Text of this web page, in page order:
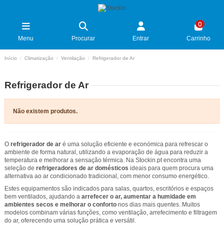
Menu Procurar Entrar
0
Carrinho
Início Climatização Ventilação Refrigerador de Ar
Refrigerador de Ar
Não existem produtos.
O refrigerador de ar é uma solução eficiente e económica para refrescar o
ambiente de forma natural, utilizando a evaporação de água para reduzir a
temperatura e melhorar a sensação térmica. Na Stockin.pt encontra uma
seleção de refrigeradores de ar domésticos ideais para quem procura uma
alternativa ao ar condicionado tradicional, com menor consumo energético.
Estes equipamentos são indicados para salas, quartos, escritórios e espaços
bem ventilados, ajudando a arrefecer o ar, aumentar a humidade em
ambientes secos e melhorar o conforto nos dias mais quentes. Muitos
modelos combinam várias funções, como ventilação, arrefecimento e filtragem
do ar, oferecendo uma solução prática e versátil.